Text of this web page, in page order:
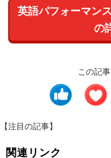
英語パフォーマン
の
この記
【注目の記事】
関連リンク